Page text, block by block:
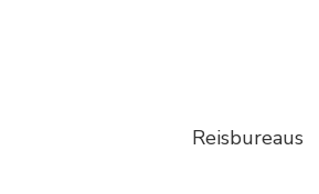
Reisbureaus